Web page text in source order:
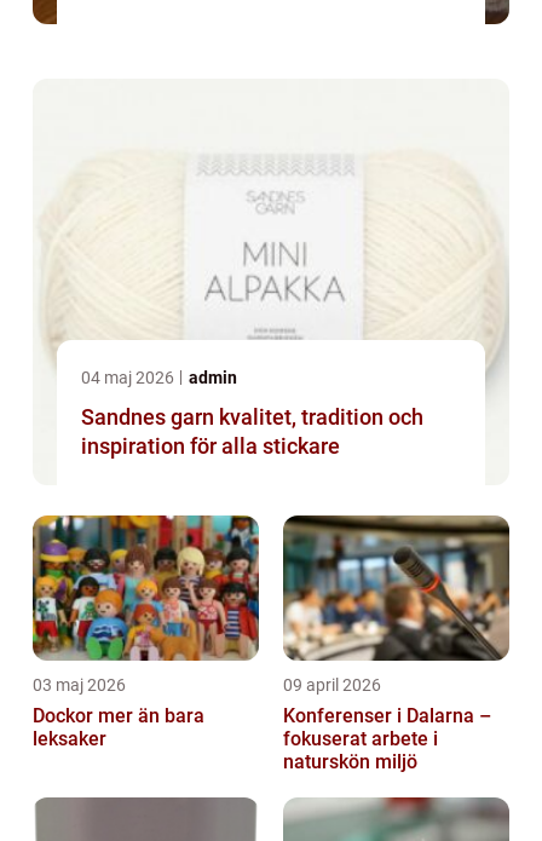
04 maj 2026 admin
Sandnes garn kvalitet, tradition och
inspiration för alla stickare
03 maj 2026
Dockor mer än bara
leksaker
09 april 2026
Konferenser i Dalarna –
fokuserat arbete i
naturskön miljö